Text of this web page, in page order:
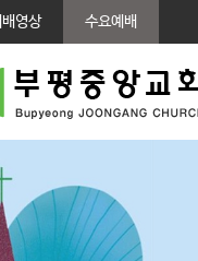
영상 수요예배